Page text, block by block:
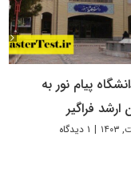
پیام نور به
ارشد فراگیر
| ۱ دیدگاه